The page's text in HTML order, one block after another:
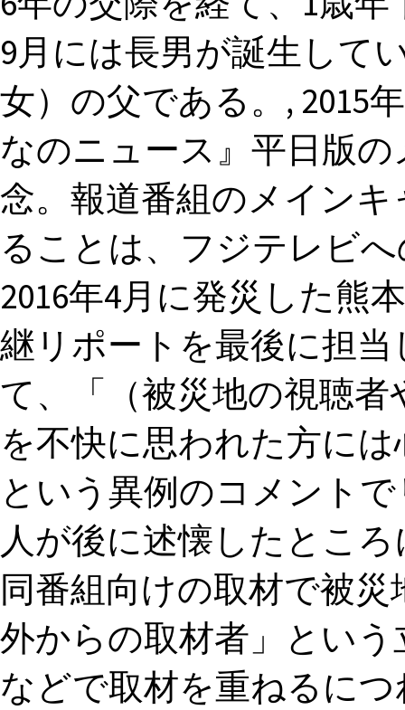
9月には長男が誕生して
女）の父である。, 2015
なのニュース』平日版
念。報道番組のメイン
ることは、フジテレビ
2016年4月に発災した熊
継リポートを最後に担
て、「（被災地の視聴
を不快に思われた方に
という異例のコメント
人が後に述懐したとこ
同番組向けの取材で被
外からの取材者」とい
などで取材を重ねるに